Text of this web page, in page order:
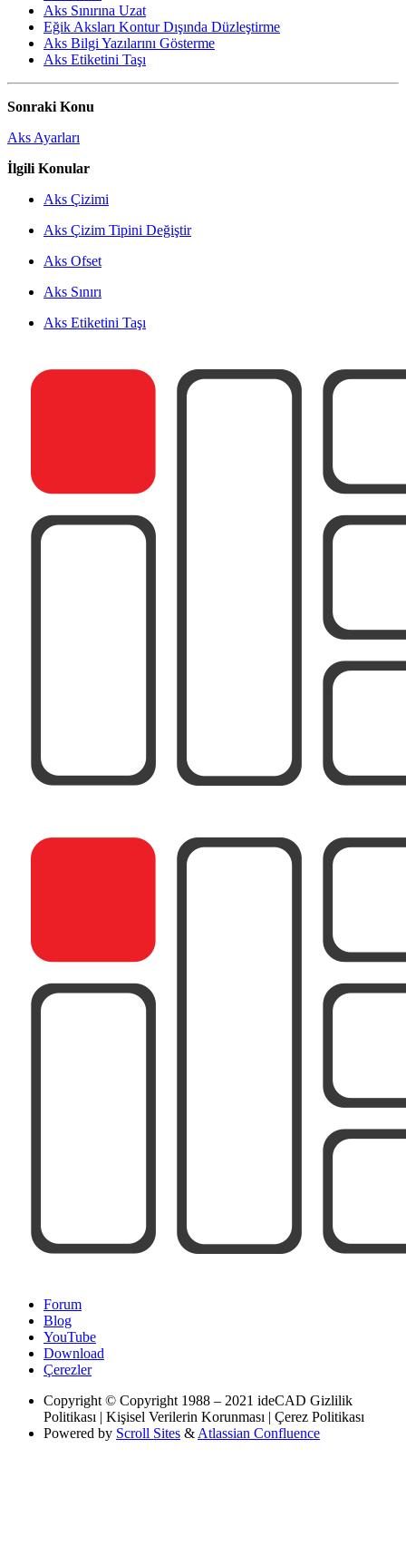
Aks Sınırına Uzat
Eğik Aksları Kontur Dışında Düzleştirme
Aks Bilgi Yazılarını Gösterme
Aks Etiketini Taşı
Sonraki Konu
Aks Ayarları
İlgili Konular
Aks Çizimi
Aks Çizim Tipini Değiştir
Aks Ofset
Aks Sınırı
Aks Etiketini Taşı
Forum
Blog
YouTube
Download
Çerezler
Copyright © Copyright 1988 – 2021 ideCAD Gizlilik
Politikası | Kişisel Verilerin Korunması | Çerez Politikası
Powered by Scroll Sites & Atlassian Confluence